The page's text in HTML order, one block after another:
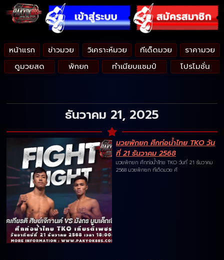
หน้าแรก ข่าวมวย วิเคราะห์มวย ทีเด็ดมวย
ราคามวย
ดูมวยสด
พักยก ทำเนียบแชมป์ โปรโมชั่น
ธันวาคม 21, 2025
มวยพักยก ศึกท่อน้ำไทย TKO วัน
ที่ 21 ธันวาคม 2568
มวยพักยก ศึกท่อน้ำไทย TKO วันที่ 21 ธันวาคม
2568 มวยพักยก ทีเด็ดมวย ศึ